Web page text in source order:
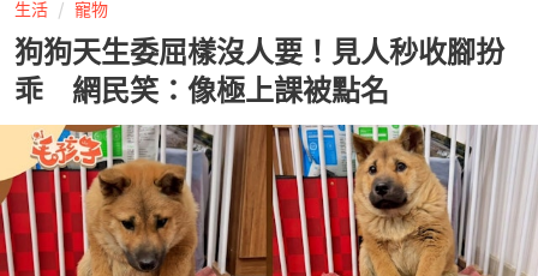
生活 寵物
狗狗天生委屈樣沒人要！見人秒收腳扮
乖 網民笑：像極上課被點名